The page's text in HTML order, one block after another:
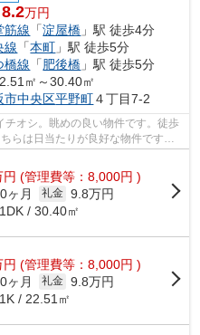
8.2万円
筋線 「淀屋橋 」駅 徒歩4分
線 「本町 」駅 徒歩5分
橋線 「肥後橋 」駅 徒歩5分
㎡～30.40㎡
市中央区平野町４丁目7-2
チオシ。眺めの良い物件です。徒歩
らは日当たりが良好な物件です。
円 (管理費等：8,000円 )
0ヶ月 礼金 9.8万円
/ 30.40㎡
円 (管理費等：8,000円 )
0ヶ月 礼金 9.8万円
/ 22.51㎡